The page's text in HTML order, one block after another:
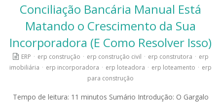
Conciliação Bancária Manual Está
Matando o Crescimento da Sua
Incorporadora (E Como Resolver Isso)
ERP · erp construção · erp construção civil · erp construtora · erp
imobiliária · erp incorporadora · erp loteadora · erp loteamento · erp
para construção
Tempo de leitura: 11 minutos Sumário Introdução: O Gargalo